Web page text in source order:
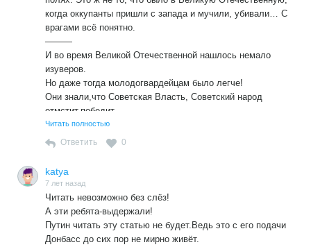
когда оккупанты пришли с запада и мучили, убивали… С
врагами всё понятно.
———
И во время Великой Отечественной нашлось немало
изуверов.
Но даже тогда молодогвардейцам было легче!
Они знали,что Советская Власть, Советский народ
отмстит,победит.
Читать полностью
Ответить 0
katya
7 лет назад
Читать невозможно без слёз!
А эти ребята-выдержали!
Путин читать эту статью не будет.Ведь это с его подачи
Донбасс до сих пор не мирно живёт.